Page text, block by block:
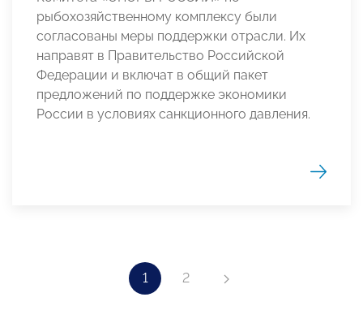
рыбохозяйственному комплексу были
согласованы меры поддержки отрасли. Их
направят в Правительство Российской
Федерации и включат в общий пакет
предложений по поддержке экономики
России в условиях санкционного давления.
1 2